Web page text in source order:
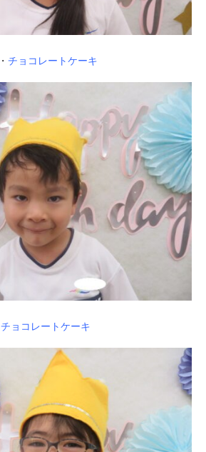
・ チョコレートケーキ
チョコレートケーキ